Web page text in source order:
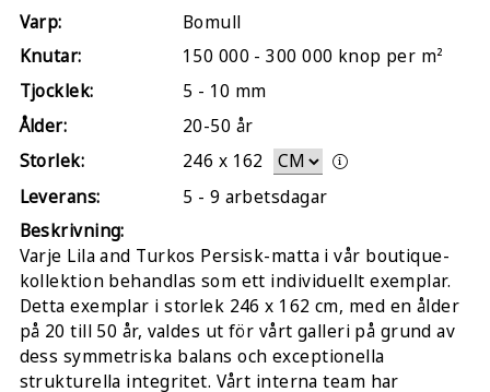
Varp:
Bomull
Knutar:
150 000 - 300 000 knop per m²
Tjocklek:
5 - 10 mm
Ålder:
20-50 år
Storlek:
246 x 162
Leverans:
5 - 9 arbetsdagar
Beskrivning:
Varje Lila and Turkos Persisk-matta i vår boutique-
kollektion behandlas som ett individuellt exemplar.
Detta exemplar i storlek 246 x 162 cm, med en ålder
på 20 till 50 år, valdes ut för vårt galleri på grund av
dess symmetriska balans och exceptionella
strukturella integritet. Vårt interna team har